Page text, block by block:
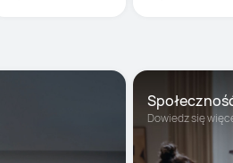
Dowiedz się